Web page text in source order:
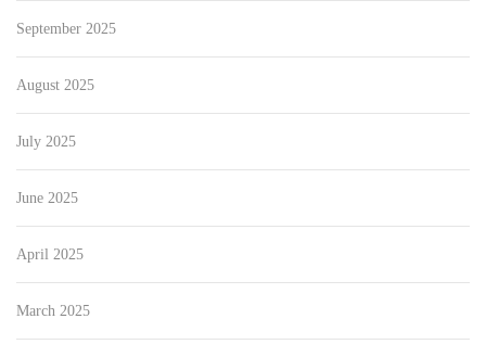
September 2025
August 2025
July 2025
June 2025
April 2025
March 2025